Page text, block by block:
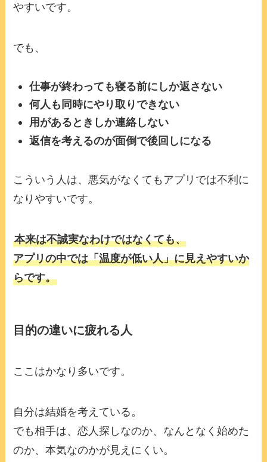
やすいです。
でも、
仕事が終わっても寝る前にしか返さない
何人も同時にやり取りできない
用があるときしか連絡しない
返信を考えるのが面倒で後回しになる
こういう人は、悪気がなくてもアプリでは不利に
なりやすいです。
本来は不誠実なわけではなくても、
アプリの中では「温度が低い人」に見えやすいか
らです。
目的の違いに疲れる人
ここはかなり多いです。
自分は結婚を考えている。
でも相手は、恋人探しなのか、なんとなく始めた
のか、本気なのかが見えにくい。